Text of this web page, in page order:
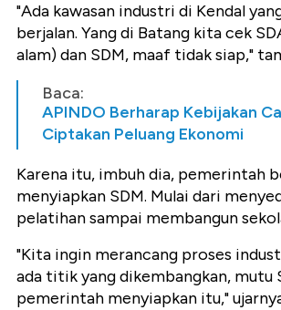
"Ada kawasan industri di Kendal
berjalan. Yang di Batang kita cek
alam) dan SDM, maaf tidak siap,"
Baca:
APINDO Berharap Kebijakan
Ciptakan Peluang Ekonomi
Karena itu, imbuh dia, pemerintah
menyiapkan SDM. Mulai dari
pelatihan sampai membangun
"Kita ingin merancang proses
ada titik yang dikembangkan, mutu
pemerintah menyiapkan itu,"